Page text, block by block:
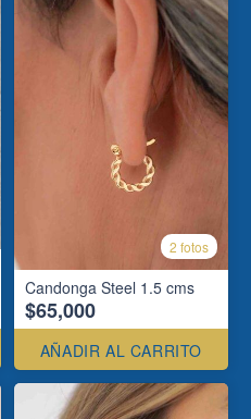
2 fotos
Candonga Steel 1.5 cms
$65,000
AÑADIR AL CARRITO